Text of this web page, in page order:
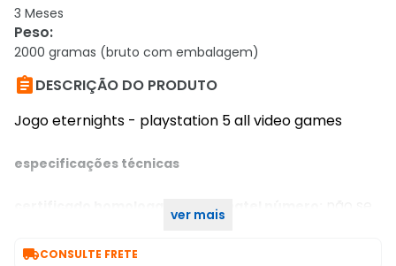
3 Meses
Peso:
2000 gramas (bruto com embalagem)
DESCRIÇÃO DO PRODUTO
Jogo eternights - playstation 5 all video games
especificações técnicas
certificado homologado pela anatel número:
ver mais
CONSULTE FRETE